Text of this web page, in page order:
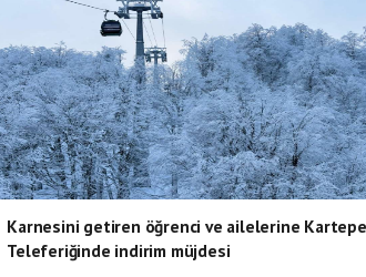
Karnesini getiren öğrenci ve ailelerine Kartepe
Teleferiğinde indirim müjdesi